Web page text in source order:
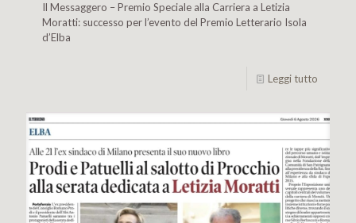
Il Messaggero – Premio Speciale alla Carriera a Letizia
Moratti: successo per l’evento del Premio Letterario Isola
d’Elba
Leggi tutto